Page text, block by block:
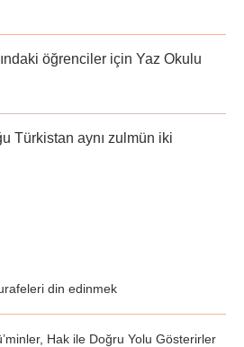
öğrenciler için Yaz Okulu
Türkistan aynı zulmün iki
din edinmek
Hak ile Doğru Yolu Gösterirler